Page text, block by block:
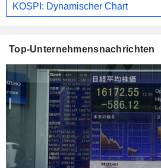
KOSPI: Dynamischer Chart
Top-Unternehmensnachrichten